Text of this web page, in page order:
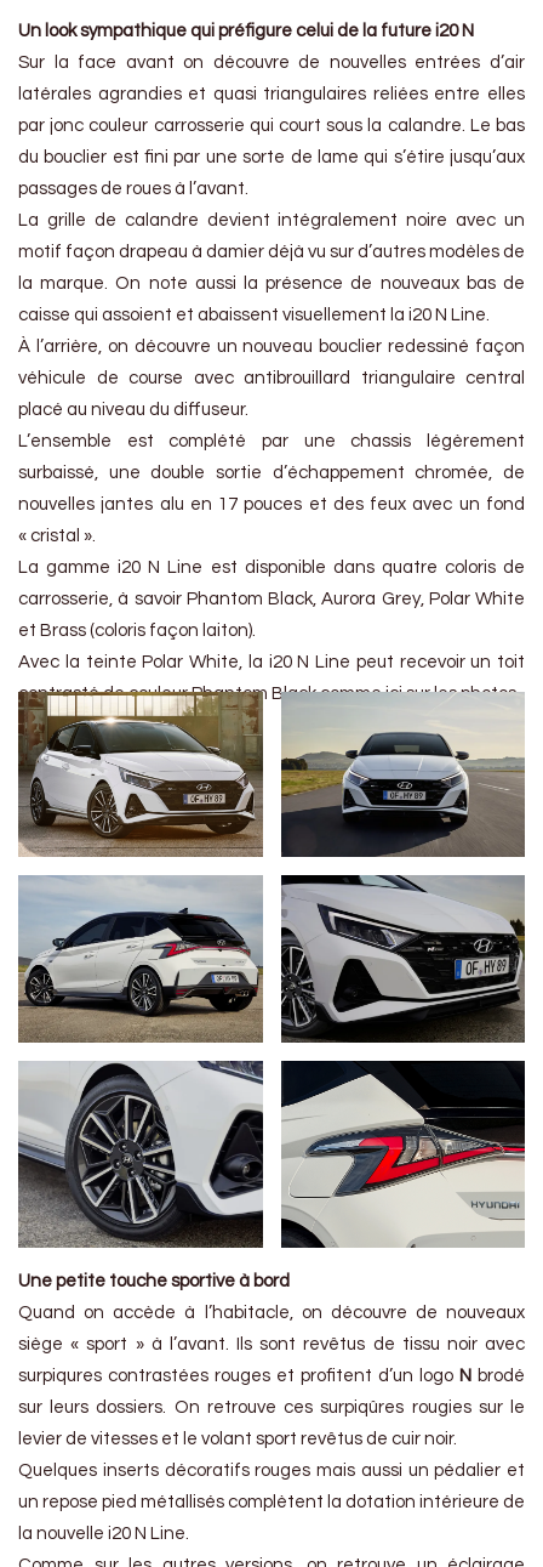
Un look sympathique qui préfigure celui de la future i20 N
Sur la face avant on découvre de nouvelles entrées d’air
latérales agrandies et quasi triangulaires reliées entre elles
par jonc couleur carrosserie qui court sous la calandre. Le bas
du bouclier est fini par une sorte de lame qui s’étire jusqu’aux
passages de roues à l’avant.
La grille de calandre devient intégralement noire avec un
motif façon drapeau à damier déjà vu sur d’autres modèles de
la marque. On note aussi la présence de nouveaux bas de
caisse qui assoient et abaissent visuellement la i20 N Line.
À l’arrière, on découvre un nouveau bouclier redessiné façon
véhicule de course avec antibrouillard triangulaire central
placé au niveau du diffuseur.
L’ensemble est complété par une chassis légèrement
surbaissé, une double sortie d’échappement chromée, de
nouvelles jantes alu en 17 pouces et des feux avec un fond
« cristal ».
La gamme i20 N Line est disponible dans quatre coloris de
carrosserie, à savoir Phantom Black, Aurora Grey, Polar White
et Brass (coloris façon laiton).
Avec la teinte Polar White, la i20 N Line peut recevoir un toit
contrasté de couleur Phantom Black comme ici sur les photos.
Une petite touche sportive à bord
Quand on accède à l’habitacle, on découvre de nouveaux
siège « sport » à l’avant. Ils sont revêtus de tissu noir avec
surpiqures contrastées rouges et profitent d’un logo N brodé
sur leurs dossiers. On retrouve ces surpiqûres rougies sur le
levier de vitesses et le volant sport revêtus de cuir noir.
Quelques inserts décoratifs rouges mais aussi un pédalier et
un repose pied métallisés complètent la dotation intérieure de
la nouvelle i20 N Line.